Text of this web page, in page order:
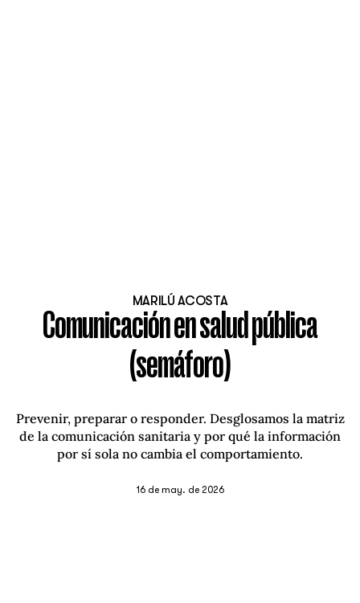
MARILÚ ACOSTA
Comunicación en salud pública
(semáforo)
Prevenir, preparar o responder. Desglosamos la matriz
de la comunicación sanitaria y por qué la información
por sí sola no cambia el comportamiento.
16 de may. de 2026